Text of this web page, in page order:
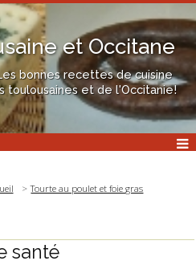
et Occitane
bonnes recettes de cuisine
toulousaines et de l'Occitanie!
Tourte au poulet et foie gras
santé